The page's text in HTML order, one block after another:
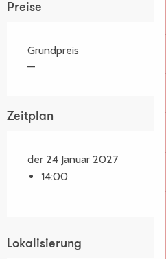
Preise
Grundpreis
—
Zeitplan
der 24 Januar 2027
14:00
Lokalisierung